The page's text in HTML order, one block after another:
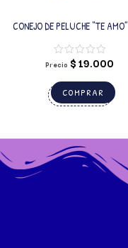
CONEJO DE PELUCHE “TE
LUCES
Precio $19.000
COMPRAR